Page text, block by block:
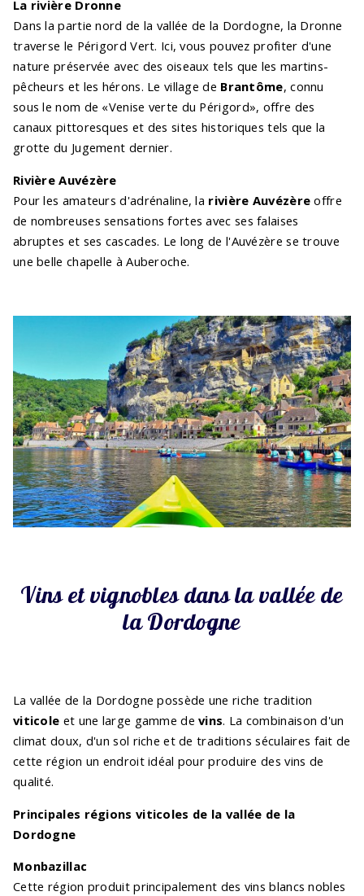
La rivière Dronne
Dans la partie nord de la vallée de la Dordogne, la Dronne
traverse le Périgord Vert. Ici, vous pouvez profiter d'une
nature préservée avec des oiseaux tels que les martins-
pêcheurs et les hérons. Le village de Brantôme, connu
sous le nom de «Venise verte du Périgord», offre des
canaux pittoresques et des sites historiques tels que la
grotte du Jugement dernier.
Rivière Auvézère
Pour les amateurs d'adrénaline, la rivière Auvézère offre
de nombreuses sensations fortes avec ses falaises
abruptes et ses cascades. Le long de l'Auvézère se trouve
une belle chapelle à Auberoche.
Vins et vignobles dans la vallée de
la Dordogne
La vallée de la Dordogne possède une riche tradition
viticole et une large gamme devins. La combinaison d'un
climat doux, d'un sol riche et de traditions séculaires fait de
cette région un endroit idéal pour produire des vins de
qualité.
Principales régions viticoles de la vallée de la
Dordogne
Monbazillac
Cette région produit principalement des vins blancs nobles